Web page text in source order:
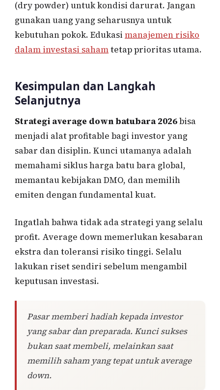
(dry powder) untuk kondisi darurat. Jangan
gunakan uang yang seharusnya untuk
kebutuhan pokok. Edukasi manajemen risiko
dalam investasi sahamtetap prioritas utama.
Kesimpulan dan Langkah
Selanjutnya
Strategi average down batubara 2026bisa
menjadi alat profitable bagi investor yang
sabar dan disiplin. Kunci utamanya adalah
memahami siklus harga batu bara global,
memantau kebijakan DMO, dan memilih
emiten dengan fundamental kuat.
Ingatlah bahwa tidak ada strategi yang selalu
profit. Average down memerlukan kesabaran
ekstra dan toleransi risiko tinggi. Selalu
lakukan riset sendiri sebelum mengambil
keputusan investasi.
Pasar memberi hadiah kepada investor
yang sabar dan preparada. Kunci sukses
bukan saat membeli, melainkan saat
memilih saham yang tepat untuk average
down.